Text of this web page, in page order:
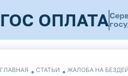
ГОС ОПЛАТА
ГЛАВНАЯ СТАТЬИ ЖАЛОБА НА